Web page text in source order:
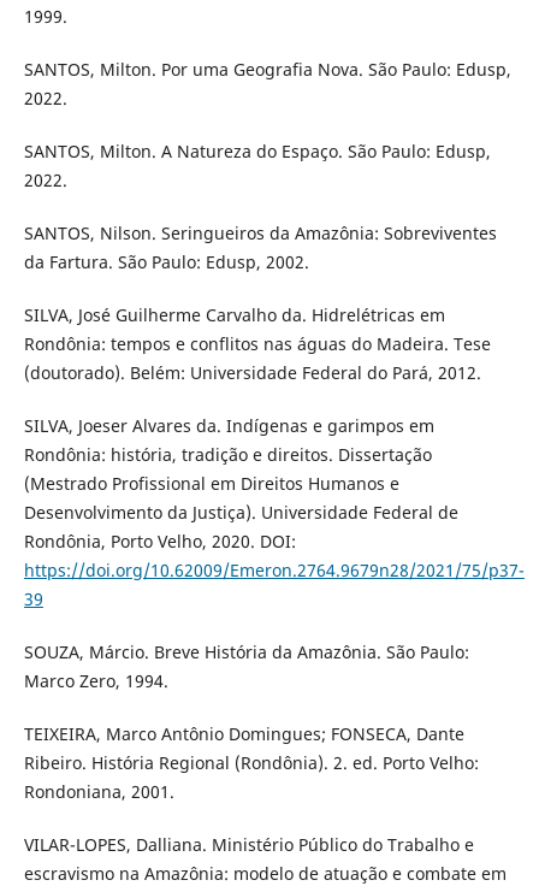
1999.
SANTOS, Milton. Por uma Geografia Nova. São Paulo: Edusp,
2022.
SANTOS, Milton. A Natureza do Espaço. São Paulo: Edusp,
2022.
SANTOS, Nilson. Seringueiros da Amazônia: Sobreviventes
da Fartura. São Paulo: Edusp, 2002.
SILVA, José Guilherme Carvalho da. Hidrelétricas em
Rondônia: tempos e conflitos nas águas do Madeira. Tese
(doutorado). Belém: Universidade Federal do Pará, 2012.
SILVA, Joeser Alvares da. Indígenas e garimpos em
Rondônia: história, tradição e direitos. Dissertação
(Mestrado Profissional em Direitos Humanos e
Desenvolvimento da Justiça). Universidade Federal de
Rondônia, Porto Velho, 2020. DOI:
https://doi.org/10.62009/Emeron.2764.9679n28/2021/75/p37-
39
SOUZA, Márcio. Breve História da Amazônia. São Paulo:
Marco Zero, 1994.
TEIXEIRA, Marco Antônio Domingues; FONSECA, Dante
Ribeiro. História Regional (Rondônia). 2. ed. Porto Velho:
Rondoniana, 2001.
VILAR-LOPES, Dalliana. Ministério Público do Trabalho e
escravismo na Amazônia: modelo de atuação e combate em